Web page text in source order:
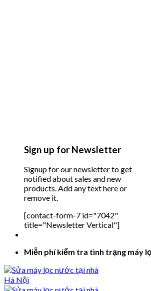
Sign up for Newsletter
Signup for our newsletter to get
notified about sales and new
products. Add any text here or
remove it.
[contact-form-7 id="7042"
title="Newsletter Vertical"]
Miễn phí kiểm tra tình trạng máy